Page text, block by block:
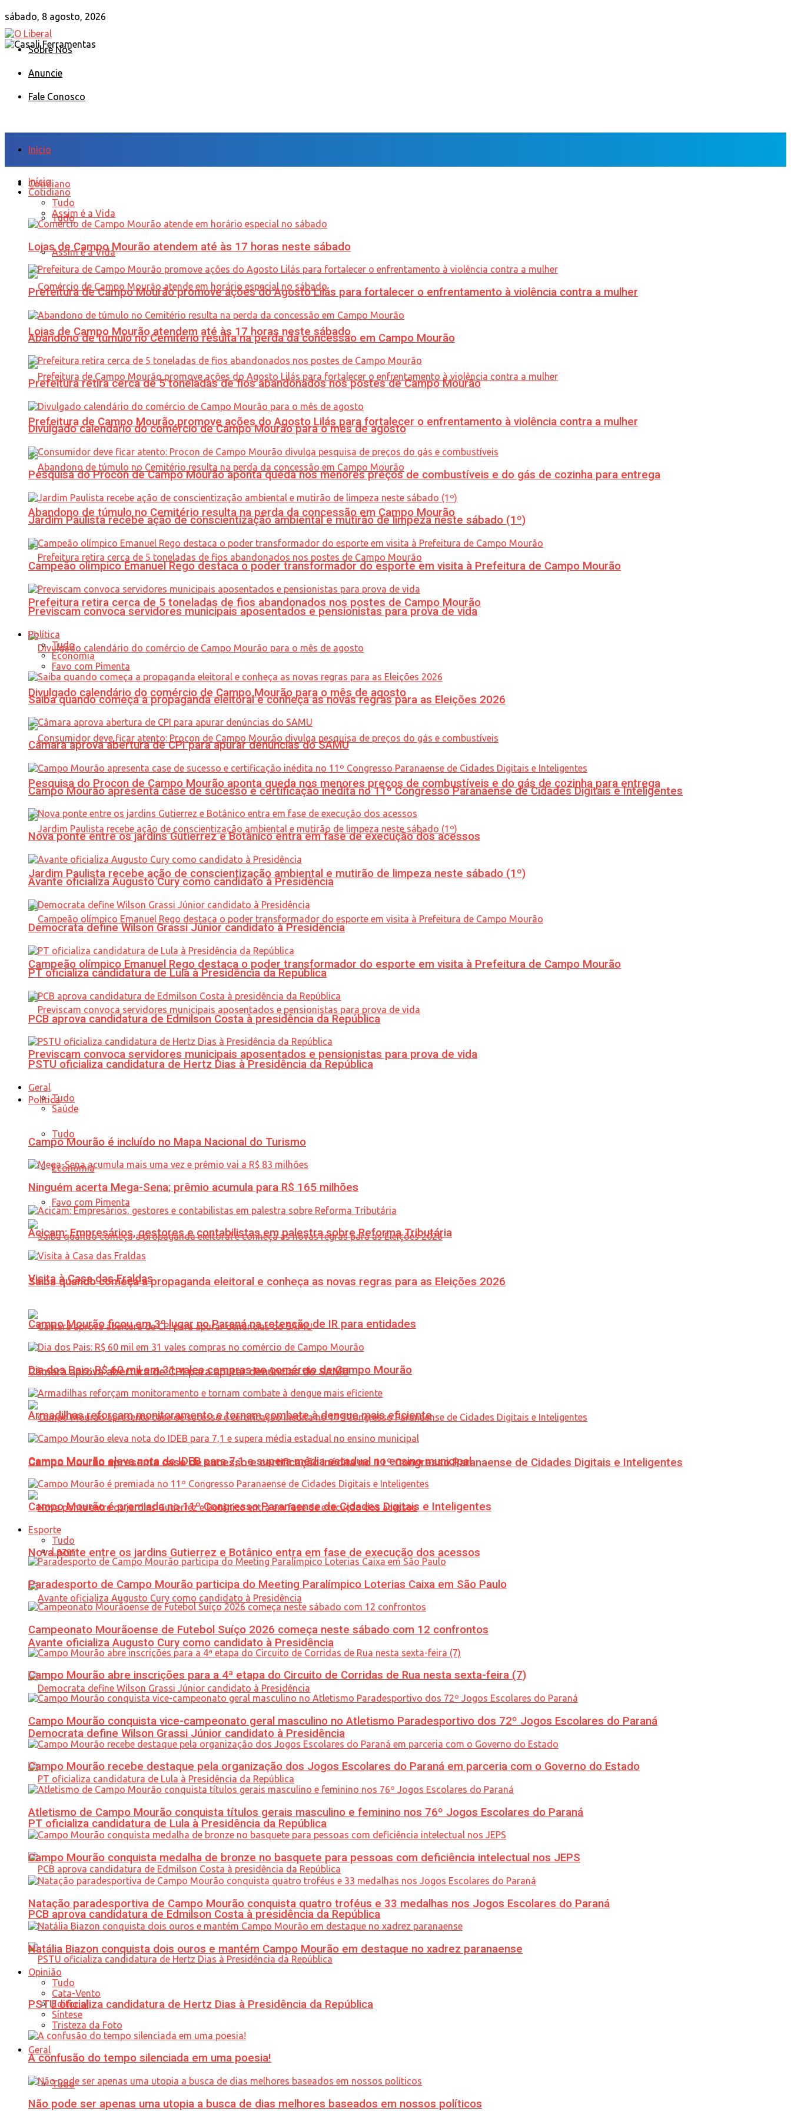
sábado, 8 agosto, 2026
Sobre Nós
Anuncie
Fale Conosco
Início
Cotidiano
Tudo
Assim é a Vida
Lojas de Campo Mourão atendem até às 17 horas neste sábado
Prefeitura de Campo Mourão promove ações do Agosto Lilás para fortalecer o enfrentamento à violência contra a mulher
Abandono de túmulo no Cemitério resulta na perda da concessão em Campo Mourão
Prefeitura retira cerca de 5 toneladas de fios abandonados nos postes de Campo Mourão
Divulgado calendário do comércio de Campo Mourão para o mês de agosto
Pesquisa do Procon de Campo Mourão aponta queda nos menores preços de combustíveis e do gás de cozinha para entrega
Jardim Paulista recebe ação de conscientização ambiental e mutirão de limpeza neste sábado (1º)
Campeão olímpico Emanuel Rego destaca o poder transformador do esporte em visita à Prefeitura de Campo Mourão
Previscam convoca servidores municipais aposentados e pensionistas para prova de vida
Política
Tudo
Economia
Favo com Pimenta
Saiba quando começa a propaganda eleitoral e conheça as novas regras para as Eleições 2026
Câmara aprova abertura de CPI para apurar denúncias do SAMU
Campo Mourão apresenta case de sucesso e certificação inédita no 11º Congresso Paranaense de Cidades Digitais e Inteligentes
Nova ponte entre os jardins Gutierrez e Botânico entra em fase de execução dos acessos
Avante oficializa Augusto Cury como candidato à Presidência
Democrata define Wilson Grassi Júnior candidato à Presidência
PT oficializa candidatura de Lula à Presidência da República
PCB aprova candidatura de Edmilson Costa à presidência da República
PSTU oficializa candidatura de Hertz Dias à Presidência da República
Geral
Tudo
Início
Cotidiano
Tudo
Assim é a Vida
Lojas de Campo Mourão atendem até às 17 horas neste sábado
Prefeitura de Campo Mourão promove ações do Agosto Lilás para fortalecer o enfrentamento à violência contra a mulher
Abandono de túmulo no Cemitério resulta na perda da concessão em Campo Mourão
Prefeitura retira cerca de 5 toneladas de fios abandonados nos postes de Campo Mourão
Divulgado calendário do comércio de Campo Mourão para o mês de agosto
Pesquisa do Procon de Campo Mourão aponta queda nos menores preços de combustíveis e do gás de cozinha para entrega
Jardim Paulista recebe ação de conscientização ambiental e mutirão de limpeza neste sábado (1º)
Campeão olímpico Emanuel Rego destaca o poder transformador do esporte em visita à Prefeitura de Campo Mourão
Previscam convoca servidores municipais aposentados e pensionistas para prova de vida
Política
Tudo
Economia
Favo com Pimenta
Saiba quando começa a propaganda eleitoral e conheça as novas regras para as Eleições 2026
Câmara aprova abertura de CPI para apurar denúncias do SAMU
Campo Mourão apresenta case de sucesso e certificação inédita no 11º Congresso Paranaense de Cidades Digitais e Inteligentes
Nova ponte entre os jardins Gutierrez e Botânico entra em fase de execução dos acessos
Avante oficializa Augusto Cury como candidato à Presidência
Democrata define Wilson Grassi Júnior candidato à Presidência
PT oficializa candidatura de Lula à Presidência da República
PCB aprova candidatura de Edmilson Costa à presidência da República
PSTU oficializa candidatura de Hertz Dias à Presidência da República
Geral
Tudo
Saúde
Campo Mourão é incluído no Mapa Nacional do Turismo
Ninguém acerta Mega-Sena; prêmio acumula para R$ 165 milhões
Acicam: Empresários, gestores e contabilistas em palestra sobre Reforma Tributária
Visita à Casa das Fraldas
Campo Mourão ficou em 3º lugar no Paraná na retenção de IR para entidades
Dia dos Pais: R$ 60 mil em 31 vales compras no comércio de Campo Mourão
Armadilhas reforçam monitoramento e tornam combate à dengue mais eficiente
Campo Mourão eleva nota do IDEB para 7,1 e supera média estadual no ensino municipal
Campo Mourão é premiada no 11º Congresso Paranaense de Cidades Digitais e Inteligentes
Esporte
Tudo
Lazer
Paradesporto de Campo Mourão participa do Meeting Paralímpico Loterias Caixa em São Paulo
Campeonato Mourãoense de Futebol Suíço 2026 começa neste sábado com 12 confrontos
Campo Mourão abre inscrições para a 4ª etapa do Circuito de Corridas de Rua nesta sexta-feira (7)
Campo Mourão conquista vice-campeonato geral masculino no Atletismo Paradesportivo dos 72º Jogos Escolares do Paraná
Campo Mourão recebe destaque pela organização dos Jogos Escolares do Paraná em parceria com o Governo do Estado
Atletismo de Campo Mourão conquista títulos gerais masculino e feminino nos 76º Jogos Escolares do Paraná
Campo Mourão conquista medalha de bronze no basquete para pessoas com deficiência intelectual nos JEPS
Natação paradesportiva de Campo Mourão conquista quatro troféus e 33 medalhas nos Jogos Escolares do Paraná
Natália Biazon conquista dois ouros e mantém Campo Mourão em destaque no xadrez paranaense
Opinião
Tudo
Cata-Vento
Editorial
Síntese
Tristeza da Foto
A confusão do tempo silenciada em uma poesia!
Não pode ser apenas uma utopia a busca de dias melhores baseados em nossos políticos